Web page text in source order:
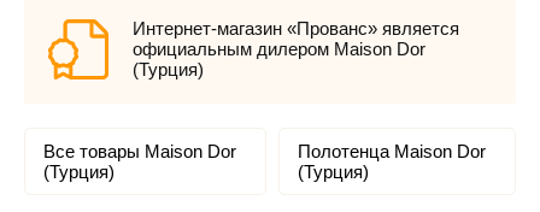
Интернет-магазин «Прованс» является
официальным дилером Maison Dor
(Турция)
Все товары Maison Dor
(Турция)
Полотенца Maison Dor
(Турция)